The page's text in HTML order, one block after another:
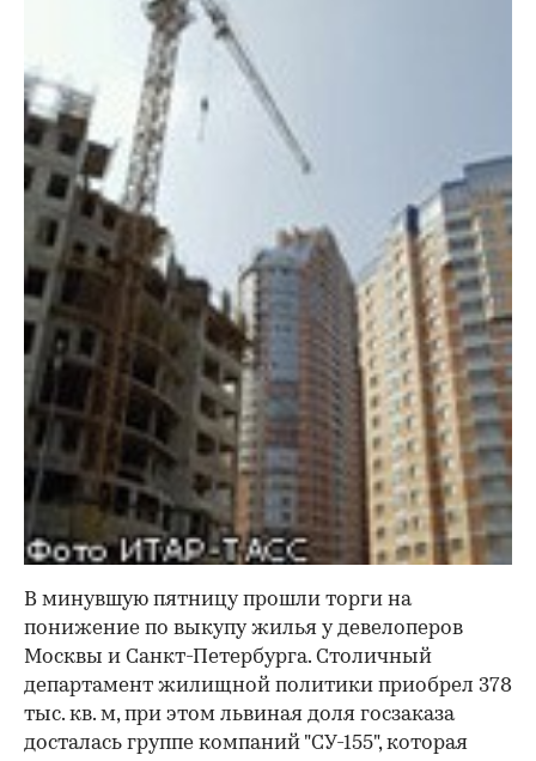
В минувшую пятницу прошли торги на
понижение по выкупу жилья у девелоперов
Москвы и Санкт-Петербурга. Столичный
департамент жилищной политики приобрел 378
тыс. кв. м, при этом львиная доля госзаказа
досталась группе компаний "СУ-155", которая